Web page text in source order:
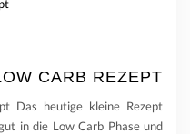
CARB REZEPT
Das heutige kleine Rezept
in die Low Carb Phase und